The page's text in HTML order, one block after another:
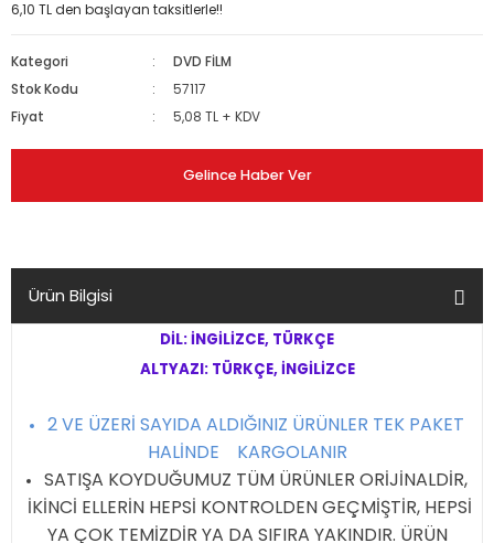
6,10 TL den başlayan taksitlerle!!
Kategori
DVD FİLM
Stok Kodu
57117
Fiyat
5,08 TL + KDV
Gelince Haber Ver
Ürün Bilgisi
DİL: İNGİLİZCE, TÜRKÇE
ALTYAZI: TÜRKÇE, İNGİLİZCE
2 VE ÜZERİ SAYIDA ALDIĞINIZ ÜRÜNLER TEK PAKET
HALİNDE KARGOLANIR
SATIŞA KOYDUĞUMUZ TÜM ÜRÜNLER ORİJİNALDİR,
İKİNCİ ELLERİN HEPSİ KONTROLDEN GEÇMİŞTİR, HEPSİ
YA ÇOK TEMİZDİR YA DA SIFIRA YAKINDIR. ÜRÜN